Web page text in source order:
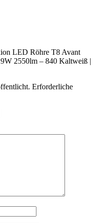
LED Röhre T8 Avant
2550lm – 840 Kaltweiß |
Erforderliche